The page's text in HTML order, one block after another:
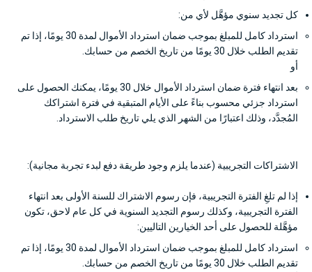
كل تجديد سنوي مؤهَّل لأي من:
استرداد كامل للمبلغ بموجب ضمان استرداد الأموال لمدة 30 يومًا، إذا تم
تقديم الطلب خلال 30 يومًا من تاريخ الخصم من حسابك.
أو
بعد انتهاء فترة ضمان استرداد الأموال خلال 30 يومًا، يمكنك الحصول على
استرداد جزئي محسوب بناءً على الأيام المتبقية في فترة اشتراكك
المُجدَّد، وذلك اعتبارًا من الشهر الذي يلي تاريخ طلب الاسترداد.
الاشتراكات التجريبية (عندما يلزم وجود طريقة دفع لبدء تجربة مجانية):
إذا لم تلغِ الفترة التجريبية، فإن رسوم الاشتراك للسنة الأولى بعد انتهاء
الفترة التجريبية، وكذلك رسوم التجديد السنوية في كل عام لاحق، تكون
مؤهَّلة للحصول على أحد الخيارين التاليين:
استرداد كامل للمبلغ بموجب ضمان استرداد الأموال لمدة 30 يومًا، إذا تم
تقديم الطلب خلال 30 يومًا من تاريخ الخصم من حسابك.